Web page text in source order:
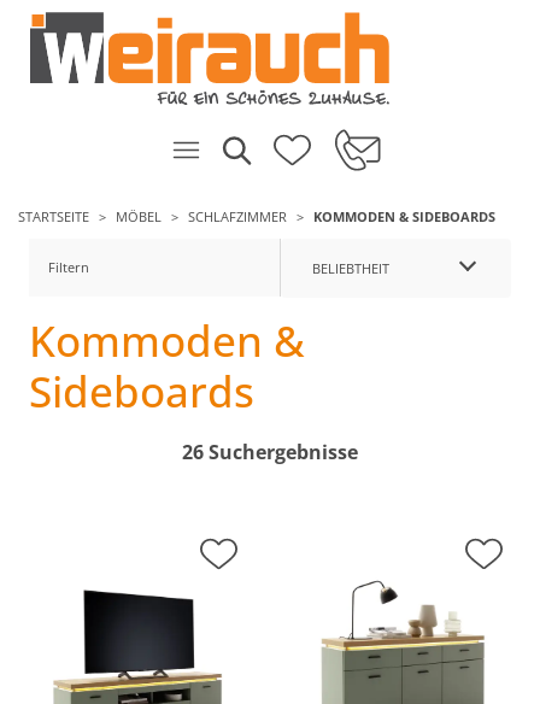
STARTSEITE MÖBEL SCHLAFZIMMER KOMMODEN & SIDEBOARDS
Filtern BELIEBTHEIT
Kommoden &
Sideboards
26 Suchergebnisse